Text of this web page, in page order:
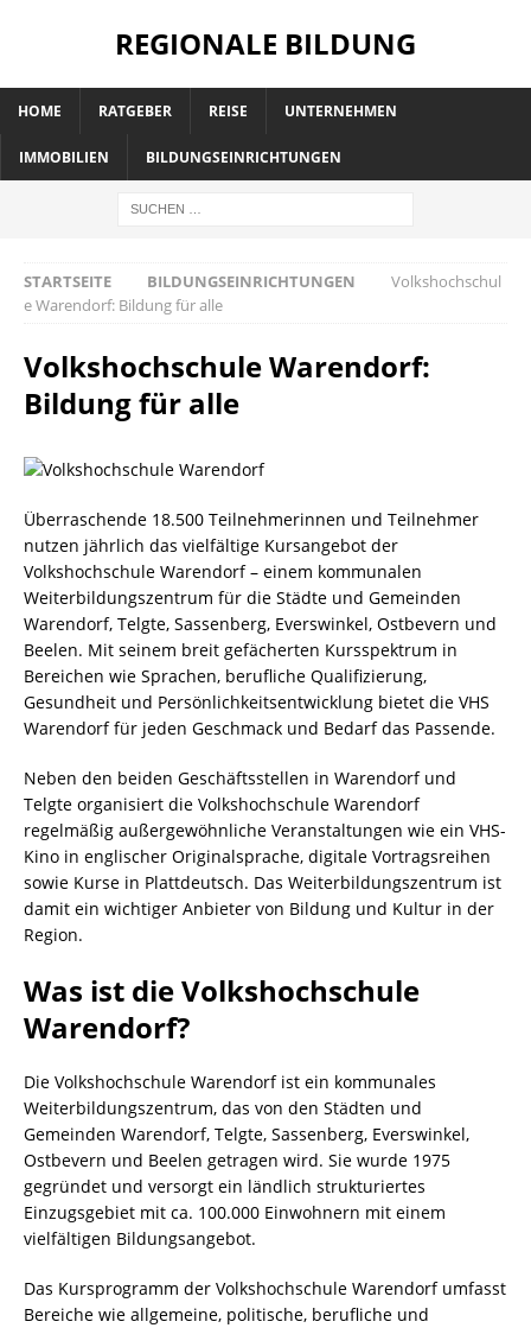
REGIONALE BILDUNG
HOME RATGEBER REISE UNTERNEHMEN
IMMOBILIEN BILDUNGSEINRICHTUNGEN
STARTSEITE BILDUNGSEINRICHTUNGEN
Volkshochschul
e Warendorf: Bildung für alle
Volkshochschule Warendorf:
Bildung für alle
Überraschende 18.500 Teilnehmerinnen und Teilnehmer
nutzen jährlich das vielfältige Kursangebot der
Volkshochschule Warendorf – einem kommunalen
Weiterbildungszentrum für die Städte und Gemeinden
Warendorf, Telgte, Sassenberg, Everswinkel, Ostbevern und
Beelen. Mit seinem breit gefächerten Kursspektrum in
Bereichen wie Sprachen, berufliche Qualifizierung,
Gesundheit und Persönlichkeitsentwicklung bietet die VHS
Warendorf für jeden Geschmack und Bedarf das Passende.
Neben den beiden Geschäftsstellen in Warendorf und
Telgte organisiert die Volkshochschule Warendorf
regelmäßig außergewöhnliche Veranstaltungen wie ein VHS-
Kino in englischer Originalsprache, digitale Vortragsreihen
sowie Kurse in Plattdeutsch. Das Weiterbildungszentrum ist
damit ein wichtiger Anbieter von Bildung und Kultur in der
Region.
Was ist die Volkshochschule
Warendorf?
Die Volkshochschule Warendorf ist ein kommunales
Weiterbildungszentrum, das von den Städten und
Gemeinden Warendorf, Telgte, Sassenberg, Everswinkel,
Ostbevern und Beelen getragen wird. Sie wurde 1975
gegründet und versorgt ein ländlich strukturiertes
Einzugsgebiet mit ca. 100.000 Einwohnern mit einem
vielfältigen Bildungsangebot.
Das Kursprogramm der Volkshochschule Warendorf umfasst
Bereiche wie allgemeine, politische, berufliche und